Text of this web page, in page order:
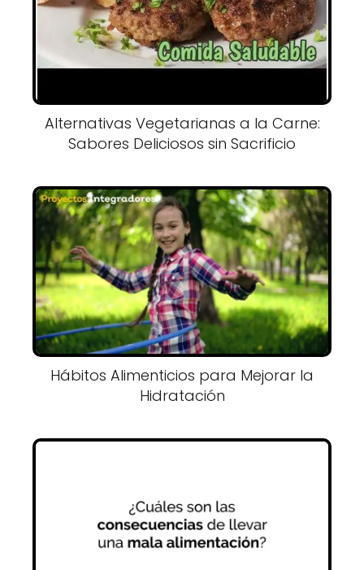
Alternativas Vegetarianas a la Carne:
Sabores Deliciosos sin Sacrificio
Hábitos Alimenticios para Mejorar la
Hidratación